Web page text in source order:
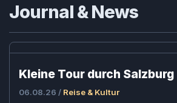
Journal & News
Kleine Tour durch Salzburg
06.08.26 / Reise & Kultur